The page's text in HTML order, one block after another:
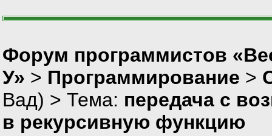
Форум программистов
У» > Программирование >
Вад) > Тема: передача с
в рекурсивную функцию